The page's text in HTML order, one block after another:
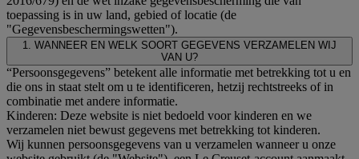
toepassing is in uw land, gebied of locatie (de
"Gegevensbeschermingswetten").
1. WANNEER EN WELK SOORT GEGEVENS VERZAMELEN WIJ
VAN U?
“Persoonsgegevens” betekent alle informatie met betrekking tot u en
die ons in staat stelt om u te identificeren, hetzij rechtstreeks of in
combinatie met andere informatie.
Kinderen: Deze website is niet bedoeld voor kinderen en we
verzamelen niet bewust gegevens met betrekking tot kinderen.
Wij kunnen persoonsgegevens van u verzamelen wanneer u onze